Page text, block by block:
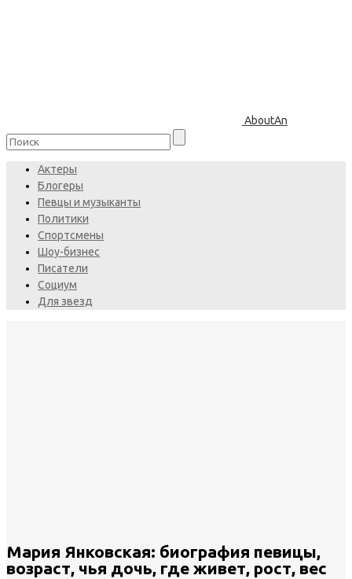
AboutAn
Актеры
Блогеры
Певцы и музыканты
Политики
Спортсмены
Шоу-бизнес
Писатели
Социум
Для звезд
Мария Янковская: биография певицы,
возраст, чья дочь, где живет, рост, вес